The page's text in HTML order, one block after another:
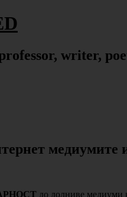
writer,
медиумите
до долниве медиуми